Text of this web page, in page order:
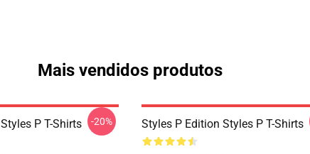
Mais vendidos produtos
P T-Shirts -20% Styles P Edition Styles P T-Shirts